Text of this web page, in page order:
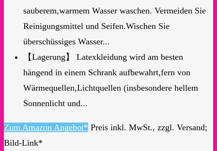
sauberem,warmem Wasser waschen. Vermeiden Sie
Reinigungsmittel und Seifen.Wischen Sie
überschüssiges Wasser...
【Lagerung】 Latexkleidung wird am besten
hängend in einem Schrank aufbewahrt,fern von
Wärmequellen,Lichtquellen (insbesondere hellem
Sonnenlicht und...
Zum Amazon Angebot* Preis inkl. MwSt., zzgl. Versand;
Bild-Link*